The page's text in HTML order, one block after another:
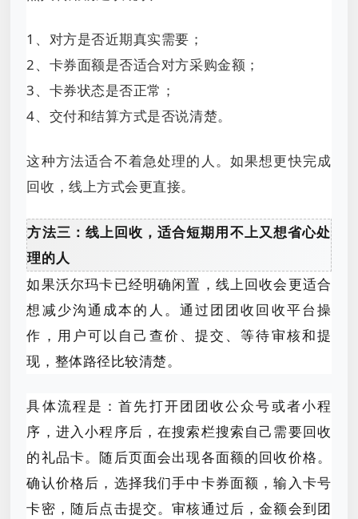
1、对方是否近期真实需要；
2、卡券面额是否适合对方采购金额；
3、卡券状态是否正常；
4、交付和结算方式是否说清楚。
这种方法适合不着急处理的人。如果想更快完成
回收，线上方式会更直接。
方法三：线上回收，适合短期用不上又想省心处
理的人
如果沃尔玛卡已经明确闲置，线上回收会更适合
想减少沟通成本的人。通过团团收回收平台操
作，用户可以自己查价、提交、等待审核和提
现，整体路径比较清楚。
具体流程是：首先打开团团收公众号或者小程
序，进入小程序后，在搜索栏搜索自己需要回收
的礼品卡。随后页面会出现各面额的回收价格。
确认价格后，选择我们手中卡券面额，输入卡号
卡密，随后点击提交。审核通过后，金额会到团